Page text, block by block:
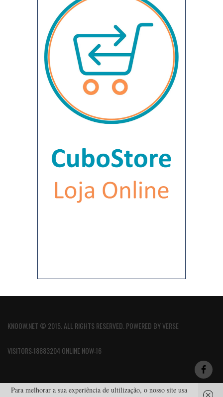
KNOOW.NET © 2015. ALL RIGHTS RESERVED. POWERED BYVERSE
VISITORS:18883204 ONLINE NOW:16
Para melhorar a sua experiência de ultilização, o nosso site usa